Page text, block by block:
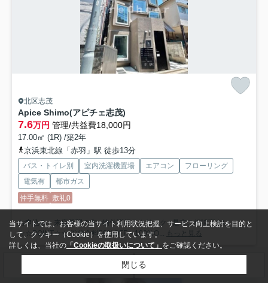
北区志茂
Apice Shimo(アピチェ志茂)
7.6万円 管理/共益費18,000円
17.00㎡ (1R) /築2年
京浜東北線「赤羽」駅 徒歩13分
バス・トイレ別 室内洗濯機置場 エアコン
フローリング
電気有
都市ガス
仲手無料 敷礼0
お申込み・来店希望の方 ↓物件詳細をクリック↓ 是非ご相談下さい
☆☆POINT☆☆ ①仲介料50%OFF～100%O... もっと見る
当サイトでは、お客様の当サイト利用状況把握、サービス向上検討を目的と
して、クッキー（Cookie）を使用しています。
詳しくは、当社の 「Cookieの取扱いについて」 をご確認ください。
閉じる